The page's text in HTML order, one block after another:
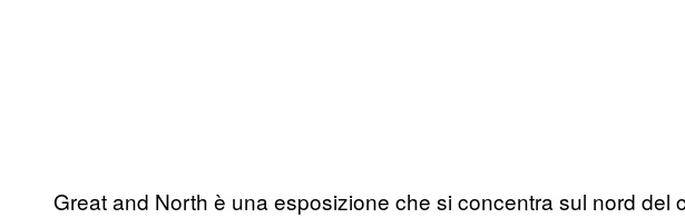
Great and North è una esposizione che si concentra sul nord del